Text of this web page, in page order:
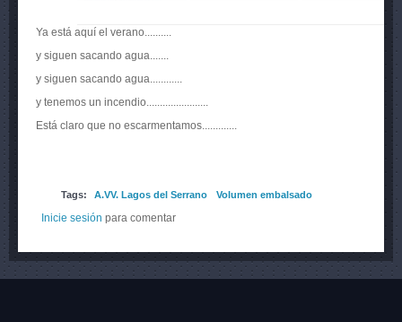
Ya está aquí el verano..........
y siguen sacando agua.......
y siguen sacando agua............
y tenemos un incendio.......................
Está claro que no escarmentamos.............
Tags: A.VV. Lagos del Serrano Volumen embalsado
Inicie sesión para comentar